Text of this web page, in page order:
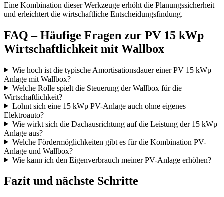
Eine Kombination dieser Werkzeuge erhöht die Planungssicherheit
und erleichtert die wirtschaftliche Entscheidungsfindung.
FAQ – Häufige Fragen zur PV 15 kWp
Wirtschaftlichkeit mit Wallbox
Wie hoch ist die typische Amortisationsdauer einer PV 15 kWp
Anlage mit Wallbox?
Welche Rolle spielt die Steuerung der Wallbox für die
Wirtschaftlichkeit?
Lohnt sich eine 15 kWp PV-Anlage auch ohne eigenes
Elektroauto?
Wie wirkt sich die Dachausrichtung auf die Leistung der 15 kWp
Anlage aus?
Welche Fördermöglichkeiten gibt es für die Kombination PV-
Anlage und Wallbox?
Wie kann ich den Eigenverbrauch meiner PV-Anlage erhöhen?
Fazit und nächste Schritte